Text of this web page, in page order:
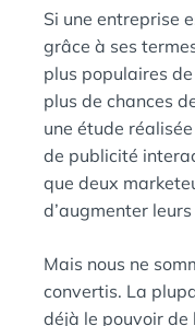
Si une entreprise
grâce à ses
plus populaires
plus de chances
une étude
de publicité
que deux
d’augmenter
Mais nous ne
convertis. La
déjà le pouvoir de